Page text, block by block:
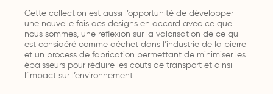
Cette collection est aussi l’opportunité de développer
une nouvelle fois des designs en accord avec ce que
nous sommes, une reflexion sur la valorisation de ce qui
est considéré comme déchet dans l’industrie de la pierre
et un process de fabrication permettant de minimiser les
épaisseurs pour réduire les couts de transport et ainsi
l’impact sur l’environnement.